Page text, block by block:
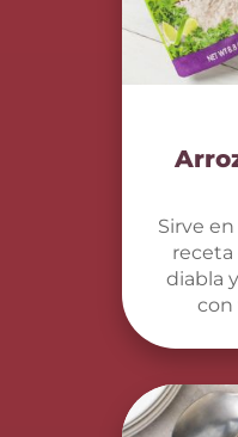
Sirve
receta
diabla
con